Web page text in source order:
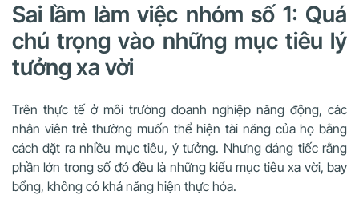
Sai lầm làm việc nhóm số 1: Quá
chú trọng vào những mục tiêu lý
tưởng xa vời
Trên thực tế ở môi trường doanh nghiệp năng động, các
nhân viên trẻ thường muốn thể hiện tài năng của họ bằng
cách đặt ra nhiều mục tiêu, ý tưởng. Nhưng đáng tiếc rằng
phần lớn trong số đó đều là những kiểu mục tiêu xa vời, bay
bổng, không có khả năng hiện thực hóa.